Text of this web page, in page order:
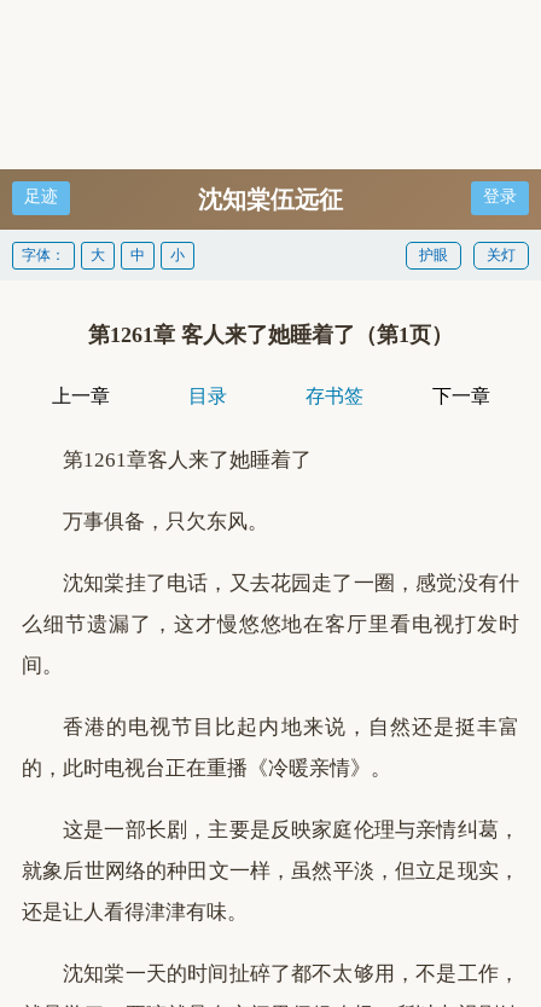
足迹 沈知棠伍远征 登录
关灯
护眼
字体： 大 中 小
第1261章 客人来了她睡着了（第1页）
上一章 目录 存书签 下一章
第1261章客人来了她睡着了
万事俱备，只欠东风。
沈知棠挂了电话，又去花园走了一圈，感觉没有什
么细节遗漏了，这才慢悠悠地在客厅里看电视打发时
间。
香港的电视节目比起内地来说，自然还是挺丰富
的，此时电视台正在重播《冷暖亲情》。
这是一部长剧，主要是反映家庭伦理与亲情纠葛，
就象后世网络的种田文一样，虽然平淡，但立足现实，
还是让人看得津津有味。
沈知棠一天的时间扯碎了都不太够用，不是工作，